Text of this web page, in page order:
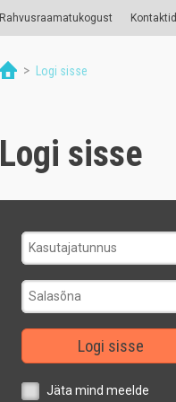
Rahvusraamatukogust Kontaktid
> Logi sisse
Logi sisse
Logi sisse
Jäta mind meelde